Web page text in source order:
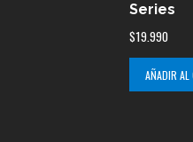
Series
$19.990
AÑADIR AL